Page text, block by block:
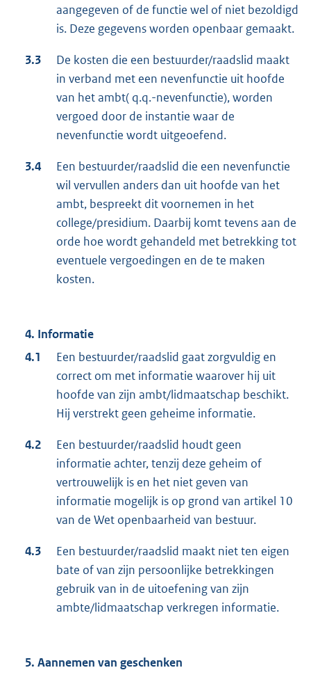
aangegeven of de functie wel of niet bezoldigd
is. Deze gegevens worden openbaar gemaakt.
3.3
De kosten die een bestuurder/raadslid maakt
in verband met een nevenfunctie uit hoofde
van het ambt( q.q.-nevenfunctie), worden
vergoed door de instantie waar de
nevenfunctie wordt uitgeoefend.
3.4
Een bestuurder/raadslid die een nevenfunctie
wil vervullen anders dan uit hoofde van het
ambt, bespreekt dit voornemen in het
college/presidium. Daarbij komt tevens aan de
orde hoe wordt gehandeld met betrekking tot
eventuele vergoedingen en de te maken
kosten.
4. Informatie
4.1
Een bestuurder/raadslid gaat zorgvuldig en
correct om met informatie waarover hij uit
hoofde van zijn ambt/lidmaatschap beschikt.
Hij verstrekt geen geheime informatie.
4.2
Een bestuurder/raadslid houdt geen
informatie achter, tenzij deze geheim of
vertrouwelijk is en het niet geven van
informatie mogelijk is op grond van artikel 10
van de Wet openbaarheid van bestuur.
4.3
Een bestuurder/raadslid maakt niet ten eigen
bate of van zijn persoonlijke betrekkingen
gebruik van in de uitoefening van zijn
ambte/lidmaatschap verkregen informatie.
5. Aannemen van geschenken